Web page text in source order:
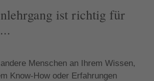
ist richtig für
Menschen an Ihrem Wissen,
Know-How oder Erfahrungen